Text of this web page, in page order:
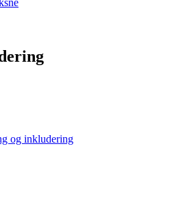
og inkludering